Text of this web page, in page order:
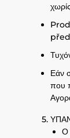
Εάν
που
Ο